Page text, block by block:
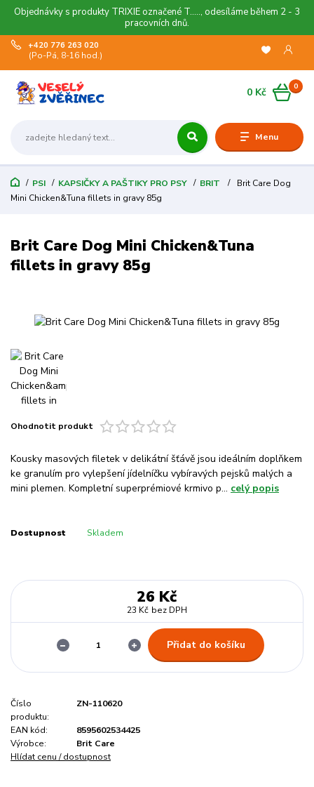
Objednávky s produkty TRIXIE označené T....., odesíláme během 2 - 3
pracovních dnů.
Menu
+420 776 263 020
(Po-Pá, 8-16 hod.)
0
0 Kč
PSI KAPSIČKY A PAŠTIKY PRO PSY BRIT
Brit Care Dog
Mini Chicken&Tuna fillets in gravy 85g
Brit Care Dog Mini Chicken&Tuna
fillets in gravy 85g
Ohodnotit produkt
Kousky masových filetek v delikátní šťávě jsou ideálním doplňkem
ke granulím pro vylepšení jídelníčku vybíravých pejsků malých a
mini plemen. Kompletní superprémiové krmivo p... celý popis
Dostupnost Skladem
26 Kč
23 Kč bez DPH
Přidat do košíku
Číslo
produktu:
ZN-110620
EAN kód:
8595602534425
Výrobce:
Brit Care
Hlídat cenu / dostupnost